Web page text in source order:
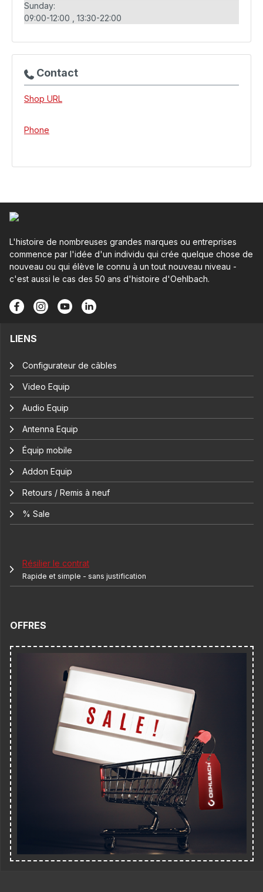
Sunday:
09:00-12:00
13:30-22:00
Contact
Shop URL
Phone
L'histoire de nombreuses grandes marques ou entreprises
commence par l'idée d'un individu qui crée quelque chose de
nouveau ou qui élève le connu à un tout nouveau niveau -
c'est aussi le cas des 50 ans d'histoire d'Oehlbach.
LIENS
Configurateur de câbles
Video Equip
Audio Equip
Antenna Equip
Équip mobile
Addon Equip
Retours / Remis à neuf
% Sale
Résilier le contrat
Rapide et simple - sans justification
OFFRES